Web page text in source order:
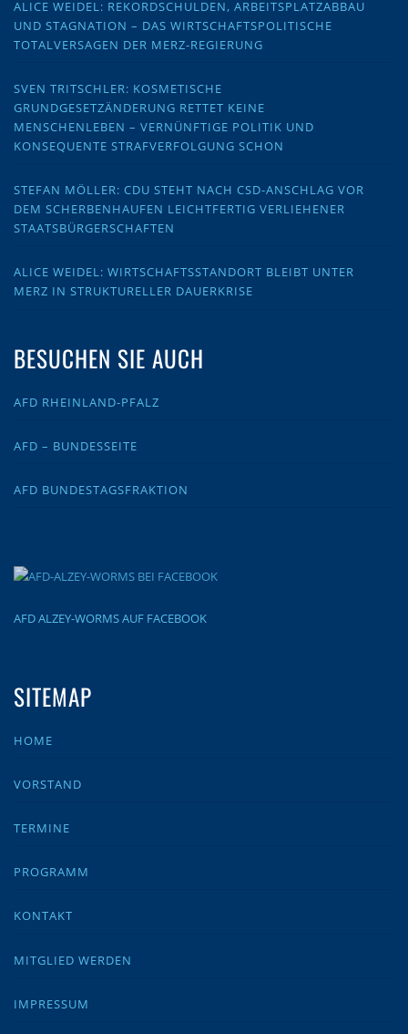
ALICE WEIDEL: REKORDSCHULDEN, ARBEITSPLATZABBAU
UND STAGNATION – DAS WIRTSCHAFTSPOLITISCHE
TOTALVERSAGEN DER MERZ-REGIERUNG
SVEN TRITSCHLER: KOSMETISCHE
GRUNDGESETZÄNDERUNG RETTET KEINE
MENSCHENLEBEN – VERNÜNFTIGE POLITIK UND
KONSEQUENTE STRAFVERFOLGUNG SCHON
STEFAN MÖLLER: CDU STEHT NACH CSD-ANSCHLAG VOR
DEM SCHERBENHAUFEN LEICHTFERTIG VERLIEHENER
STAATSBÜRGERSCHAFTEN
ALICE WEIDEL: WIRTSCHAFTSSTANDORT BLEIBT UNTER
MERZ IN STRUKTURELLER DAUERKRISE
BESUCHEN SIE AUCH
AFD RHEINLAND-PFALZ
AFD – BUNDESSEITE
AFD BUNDESTAGSFRAKTION
AFD ALZEY-WORMS AUF FACEBOOK
SITEMAP
HOME
VORSTAND
TERMINE
PROGRAMM
KONTAKT
MITGLIED WERDEN
IMPRESSUM